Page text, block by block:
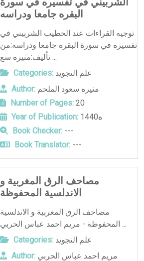
البقره جامعا ودراسه
توجيه القراءات عند الخطيب الشربيني في
تفسيره في سورة البقره جامعا ودراسه:من
تأليف:منيره سع ...
Categories: علم التجويد
Author: منيره سعود الملحم
Number of Pages:20
Year of Publication:
1440ه
Book Checker:---
Book Translator:---
مصاحف الرق المغربية و
الاندلسية المحفوظة
مصاحف الرق المغربية و الاندلسية
المحفوظة - مريم احمد عباس الحربي ...
Categories: علم التجويد
Author: مريم احمد عباس الحربي